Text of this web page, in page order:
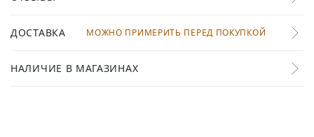
ДОСТАВКА МОЖНО ПРИМЕРИТЬ ПЕРЕД ПОКУПКОЙ
НАЛИЧИЕ В МАГАЗИНАХ